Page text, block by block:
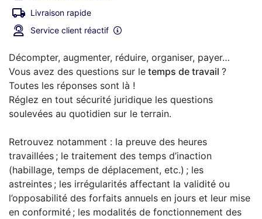
Livraison rapide
Service client réactif
Décompter, augmenter, réduire, organiser, payer…
Vous avez des questions sur le temps de travail ?
Toutes les réponses sont là !
Réglez en tout sécurité juridique les questions
soulevées au quotidien sur le terrain.
Retrouvez notamment : la preuve des heures
travaillées ; le traitement des temps d’inaction
(habillage, temps de déplacement, etc.) ; les
astreintes ; les irrégularités affectant la validité ou
l’opposabilité des forfaits annuels en jours et leur mise
en conformité ; les modalités de fonctionnement des